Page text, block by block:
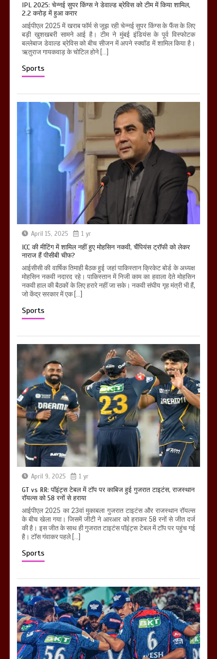
IPL 2025: चेन्नई सुपर किंग्स ने डेवाल्ड ब्रेविस को टीम में किया शामिल,
2.2 करोड़ में हुआ करार
आईपीएल 2025 में खराब फॉर्म से जूझ रही चेन्नई सुपर किंग्स के फैंस के लिए
बड़ी खुशखबरी सामने आई है। टीम ने मुंबई इंडियंस के पूर्व विस्फोटक
बल्लेबाज डेवाल्ड ब्रेविस को बीच सीजन में अपने स्क्वॉड में शामिल किया है।
ऋतुराज गायकवाड़ के चोटिल होने […]
Sports
April 15, 2025 1 yr
ICC की मीटिंग में शामिल नहीं हुए मोहसिन नकवी, चैंपियंस ट्रॉफी को लेकर
नाराज हैं पीसीबी चीफ?
आईसीसी की वार्षिक तिमाही बैठक हुई जहां पाकिस्तान क्रिकेट बोर्ड के अध्यक्ष
मोहसिन नकवी नदारद रहे। पाकिस्तान में निजी काम का हवाला देते मोहसिन
नकवी हाल की बैठकों के लिए हरारे नहीं जा सके। नकवी संघीय गृह मंत्री भी हैं,
जो केंद्र सरकार में एक […]
Sports
April 9, 2025 1 yr
GT vs RR: पॉइंट्स टेबल में टॉप पर काबिज हुई गुजरात टाइटंस, राजस्थान
रॉयल्स को 58 रनों से हराया
आईपीएल 2025 का 23वां मुकाबला गुजरात टाइटंस और राजस्थान रॉयल्स
के बीच खेला गया। जिसमें जीटी ने आरआर को हराकर 58 रनों से जीत दर्ज
की है। इस जीत के साथ ही गुजरात टाइटंस पॉइंट्स टेबल में टॉप पर पहुंच गई
है। टॉस गंवाकर पहले […]
Sports